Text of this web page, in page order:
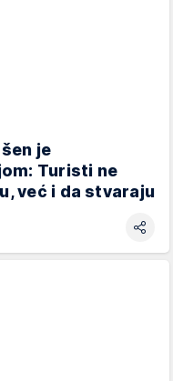
je
Turisti ne
već i da stvaraju